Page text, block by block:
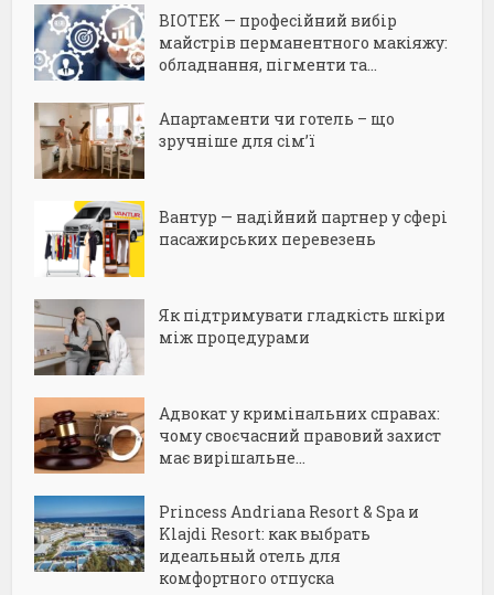
BIOTEK — професійний вибір
майстрів перманентного макіяжу:
обладнання, пігменти та...
Апартаменти чи готель – що
зручніше для сім’ї
Вантур — надійний партнер у сфері
пасажирських перевезень
Як підтримувати гладкість шкіри
між процедурами
Адвокат у кримінальних справах:
чому своєчасний правовий захист
має вирішальне...
Princess Andriana Resort & Spa и
Klajdi Resort: как выбрать
идеальный отель для
комфортного отпуска